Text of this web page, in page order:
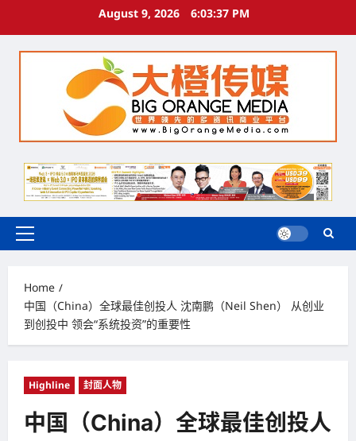
August 9, 2026 6:03:38 PM
Primary
Home
中国（China）全球最佳创投人 沈南鹏（Neil Shen） 从创业
到创投中 领会“系统投资”的重要性
Highline 封面人物
中国（China）全球最佳创投人